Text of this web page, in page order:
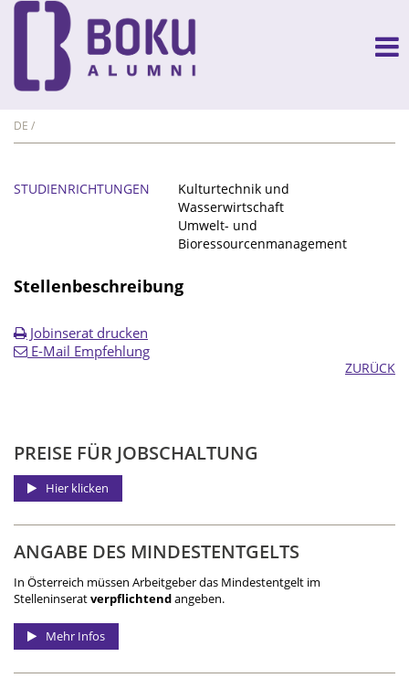
DE
STUDIENRICHTUNGEN
Kulturtechnik und
Wasserwirtschaft
Umwelt- und
Bioressourcenmanagement
Stellenbeschreibung
Jobinserat drucken
E-Mail Empfehlung
ZURÜCK
PREISE FÜR JOBSCHALTUNG
Hier klicken
ANGABE DES MINDEST­ENTGELTS
In Österreich müssen Arbeitgeber das Mindestentgelt im
Stelleninseratverpflichtendangeben.
Mehr Infos